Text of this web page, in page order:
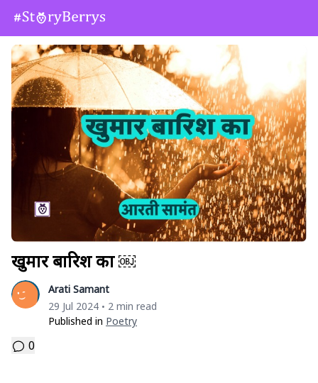
खुमार बारिश का ￼
Arati Samant
29 Jul 2024 • 2 min read
Published in Poetry
0